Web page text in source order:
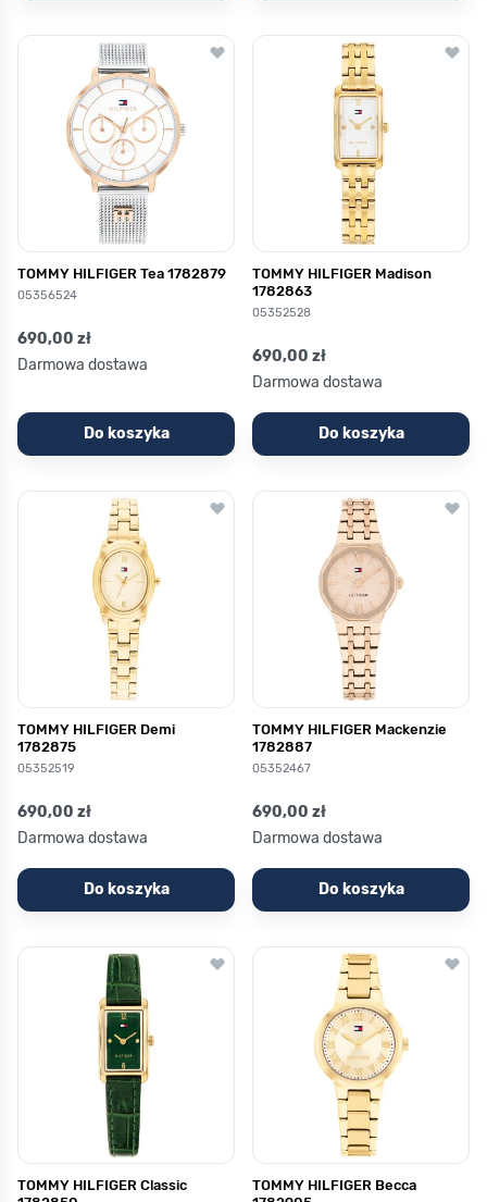
TOMMY HILFIGER Tea 1782879
05356524
690,00 zł
Darmowa dostawa
Do koszyka
TOMMY HILFIGER Madison
1782863
05352528
690,00 zł
Darmowa dostawa
Do koszyka
TOMMY HILFIGER Demi
1782875
05352519
690,00 zł
Darmowa dostawa
Do koszyka
TOMMY HILFIGER Mackenzie
1782887
05352467
690,00 zł
Darmowa dostawa
Do koszyka
TOMMY HILFIGER Classic
TOMMY HILFIGER Becca